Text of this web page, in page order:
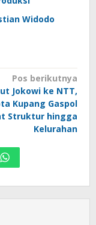
Widodo
Pos berikutnya
Jokowi ke NTT,
Kupang Gaspol
Struktur hingga
Kelurahan